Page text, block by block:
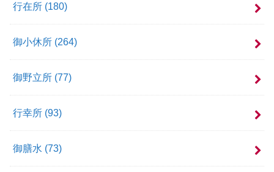
行在所 (180)
御小休所 (264)
御野立所 (77)
行幸所 (93)
御膳水 (73)